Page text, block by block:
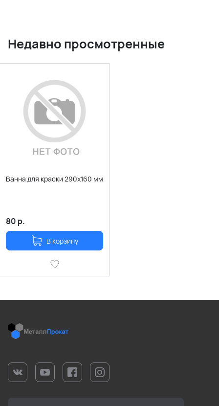
Недавно просмотренные
Ванна для краски 290х160 мм
80 р.
В корзину